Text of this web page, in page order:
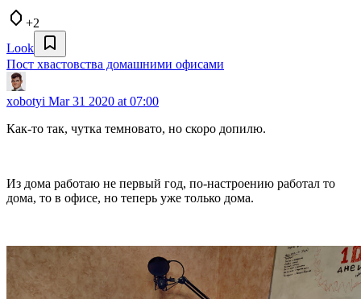
+2
Look
Пост хвастовства домашними офисами
xobotyi Mar 31 2020 at 07:00
Как-то так, чутка темновато, но скоро допилю.
Из дома работаю не первый год, по-настроению работал то
дома, то в офисе, но теперь уже только дома.